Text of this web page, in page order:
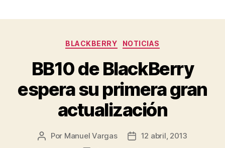
Categorías
BLACKBERRY NOTICIAS
BB10 de BlackBerry
espera su primera gran
actualización
Autor
Por Manuel Vargas
Fecha12 abril, 2013